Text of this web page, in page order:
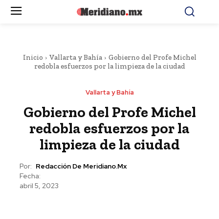
Inicio Vallarta y Bahía
Gobierno del Profe Michel
redobla esfuerzos por la limpieza de la ciudad
Vallarta y Bahía
Gobierno del Profe Michel
redobla esfuerzos por la
limpieza de la ciudad
Por: Redacción De Meridiano.mx
Fecha:
abril 5, 2023